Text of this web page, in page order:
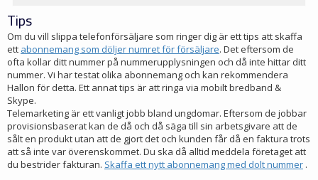
Tips
Om du vill slippa telefonförsäljare som ringer dig är ett tips att skaffa
ett abonnemang som döljer numret för försäljare. Det eftersom de
ofta kollar ditt nummer på nummerupplysningen och då inte hittar ditt
nummer. Vi har testat olika abonnemang och kan rekommendera
Hallon för detta. Ett annat tips är att ringa via mobilt bredband &
Skype.
Telemarketing är ett vanligt jobb bland ungdomar. Eftersom de jobbar
provisionsbaserat kan de då och då säga till sin arbetsgivare att de
sålt en produkt utan att de gjort det och kunden får då en faktura trots
att så inte var överenskommet. Du ska då alltid meddela företaget att
du bestrider fakturan. Skaffa ett nytt abonnemang med dolt nummer .